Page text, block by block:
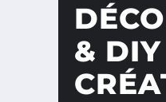
& DIY